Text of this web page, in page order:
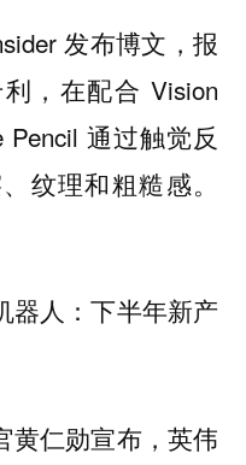
发布博文，报
，在配合 Vision
通过触觉反
纹理和粗糙感。
器人：下半年新产
黄仁勋宣布，英伟